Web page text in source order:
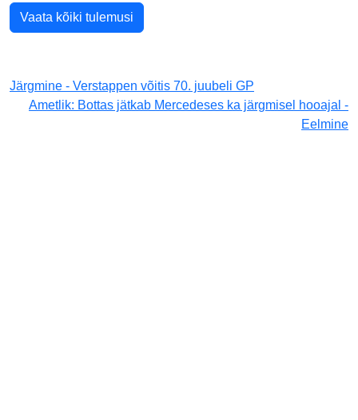
Vaata kõiki tulemusi
Järgmine - Verstappen võitis 70. juubeli GP
Ametlik: Bottas jätkab Mercedeses ka järgmisel hooajal -
Eelmine